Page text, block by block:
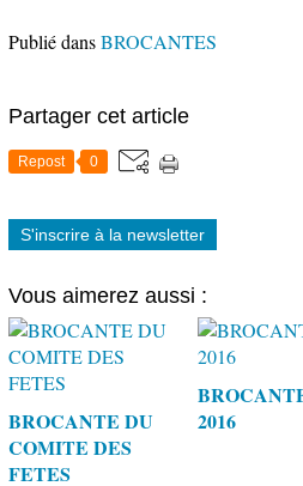
Publié dansBROCANTES
Partager cet article
Repost 0
S'inscrire à la newsletter
Vous aimerez aussi :
BROCANTE DU
COMITE DES
FETES
2016